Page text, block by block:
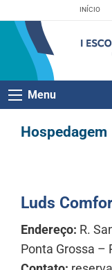
INÍCIO
Menu
Hospedagem
Luds
Endereço: R.
Ponta Grossa –